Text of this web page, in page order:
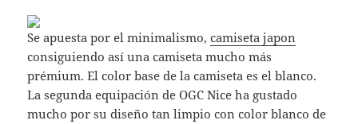
Se apuesta por el minimalismo,camiseta japon
consiguiendo así una camiseta mucho más
prémium. El color base de la camiseta es el blanco.
La segunda equipación de OGC Nice ha gustado
mucho por su diseño tan limpio con color blanco de